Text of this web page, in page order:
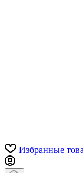
Избранные